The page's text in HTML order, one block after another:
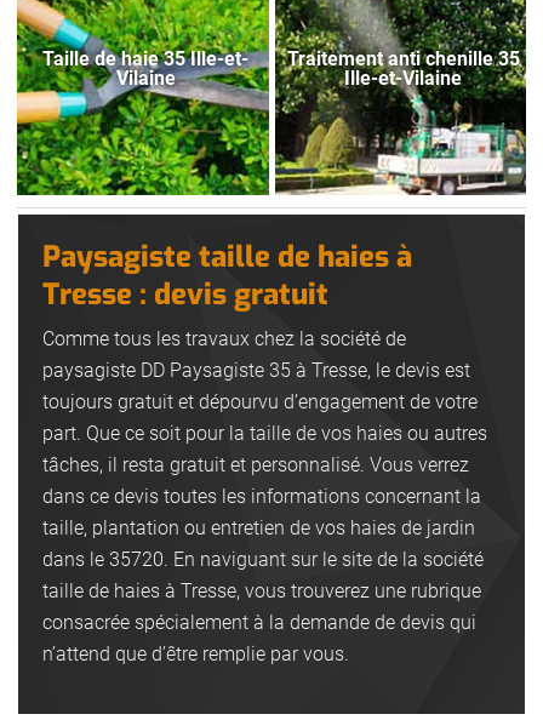
Taille de haie 35 Ille-et-
Vilaine
Traitement anti chenille 35
Ille-et-Vilaine
Paysagiste taille de haies à
Tresse : devis gratuit
Comme tous les travaux chez la société de
paysagiste DD Paysagiste 35 à Tresse, le devis est
toujours gratuit et dépourvu d’engagement de votre
part. Que ce soit pour la taille de vos haies ou autres
tâches, il resta gratuit et personnalisé. Vous verrez
dans ce devis toutes les informations concernant la
taille, plantation ou entretien de vos haies de jardin
dans le 35720. En naviguant sur le site de la société
taille de haies à Tresse, vous trouverez une rubrique
consacrée spécialement à la demande de devis qui
n’attend que d’être remplie par vous.